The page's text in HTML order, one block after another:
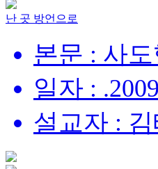
난 곳 방언으로
본문 : 사
일자 :
설교자 :